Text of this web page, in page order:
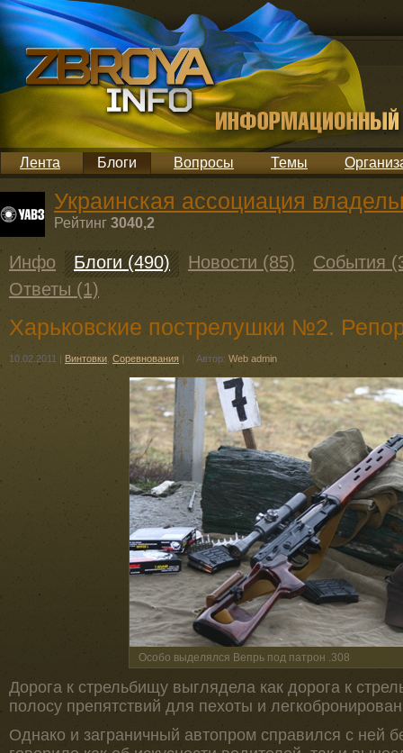
Лента Блоги Вопросы Темы
Украинская ассоциация
Рейтинг 3040,2
Инфо Блоги (490) Новости (85)
События
Ответы (1)
Харьковские пострелушки №2.
10.02.2011 | Винтовки Соревнования | Автор: Web admin
Особо выделялся Вепрь под патрон .308
Дорога к стрельбищу выглядела как дорога к
полосу препятствий для пехоты и
Однако и заграничный автопром справился с ней